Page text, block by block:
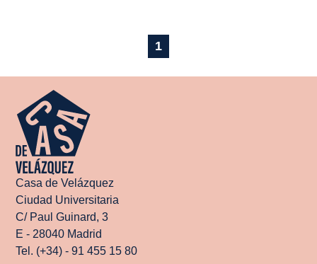
1
Casa de Velázquez
Ciudad Universitaria
C/ Paul Guinard, 3
E - 28040 Madrid
Tel. (+34) - 91 455 15 80